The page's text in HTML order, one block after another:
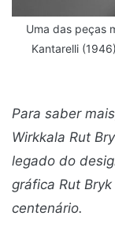
Uma das peças
Kantarelli
Para saber
Wirkkala Rut
legado do
gráfica Rut
centenário.